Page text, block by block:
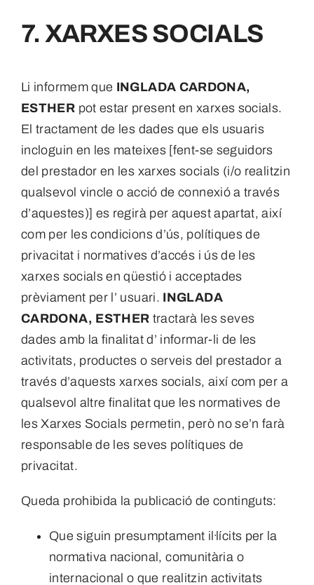
7. XARXES SOCIALS
Li informem que INGLADA CARDONA,
ESTHER pot estar present en xarxes socials.
El tractament de les dades que els usuaris
incloguin en les mateixes [fent-se seguidors
del prestador en les xarxes socials (i/o realitzin
qualsevol vincle o acció de connexió a través
d’aquestes)] es regirà per aquest apartat, així
com per les condicions d’ús, polítiques de
privacitat i normatives d’accés i ús de les
xarxes socials en qüestió i acceptades
prèviament per l’ usuari. INGLADA
CARDONA, ESTHER tractarà les seves
dades amb la finalitat d’ informar-li de les
activitats, productes o serveis del prestador a
través d’aquests xarxes socials, així com per a
qualsevol altre finalitat que les normatives de
les Xarxes Socials permetin, però no se’n farà
responsable de les seves polítiques de
privacitat.
Queda prohibida la publicació de continguts:
Que siguin presumptament il·lícits per la
normativa nacional, comunitària o
internacional o que realitzin activitats